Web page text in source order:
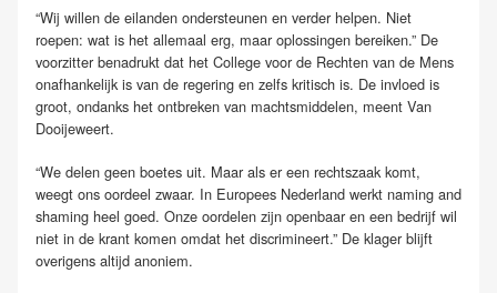
“Wij willen de eilanden ondersteunen en verder helpen. Niet
roepen: wat is het allemaal erg, maar oplossingen bereiken.” De
voorzitter benadrukt dat het College voor de Rechten van de Mens
onafhankelijk is van de regering en zelfs kritisch is. De invloed is
groot, ondanks het ontbreken van machtsmiddelen, meent Van
Dooijeweert.
“We delen geen boetes uit. Maar als er een rechtszaak komt,
weegt ons oordeel zwaar. In Europees Nederland werkt naming and
shaming heel goed. Onze oordelen zijn openbaar en een bedrijf wil
niet in de krant komen omdat het discrimineert.” De klager blijft
overigens altijd anoniem.